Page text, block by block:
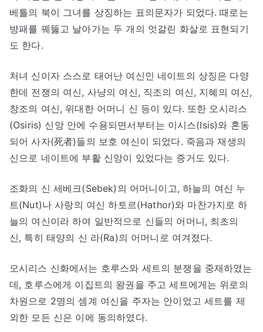
베틀의 북이 그녀를 상징하는 표의문자가 되었다. 때로는
방패를 꿰뚫고 날아가는 두 개의 엇갈린 화살로 표현되기
도 한다.
처녀 신이자 스스로 태어난 여신인 네이트의 상징은 다양
한데 전쟁의 여신, 사냥의 여신, 직조의 여신, 지혜의 여신,
창조의 여신, 위대한 어머니 신 등이 있다. 또한 오시리스
(Osiris) 신앙 안에 수용되면서부터는 이시스(Isis)와 혼동
되어 사자(死者)들의 보호 여신이 되었다. 죽음과 재생의
신으로 네이트에 부활 신앙이 있었다는 증거도 있다.
조화의 신 세베크(Sebek)의 어머니이고, 하늘의 여신 누
트(Nut)나 사랑의 여신 하토르(Hathor)와 마찬가지로 하
늘의 여신이라 하여 일반적으로 신들의 어머니, 최초의
신, 특히 태양의 신 라(Ra)의 어머니로 여겨졌다.
오시리스 신화에서는 호루스와 세트의 분쟁을 중재하였는
데, 호루스에게 이집트의 왕권을 주고 세트에게는 위로의
차원으로 2명의 셈계 여신을 주자는 안이었고 세트를 제
외한 모든 신은 이에 동의하였다.